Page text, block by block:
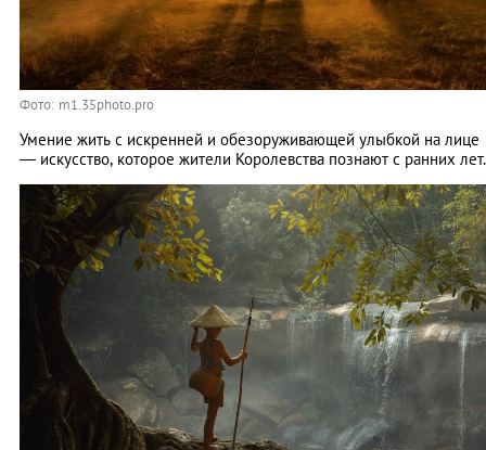
Фото: m1.35photo.pro
Умение жить с искренней и обезоруживающей улыбкой на лице
— искусство, которое жители Королевства познают с ранних лет.